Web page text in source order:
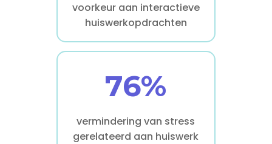
voorkeur aan interactieve
huiswerkopdrachten
76%
vermindering van stress
gerelateerd aan huiswerk